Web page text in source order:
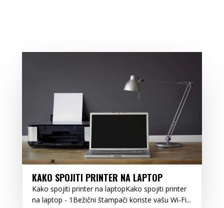
KAKO SPOJITI PRINTER NA LAPTOP
Kako spojiti printer na laptopKako spojiti printer
na laptop - 1Bežični štampači koriste vašu Wi-Fi...